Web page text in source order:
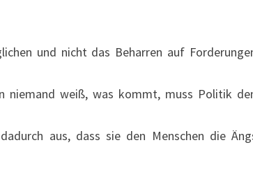
und nicht das Beharren auf
niemand weiß, was kommt, muss Politik
aus, dass sie den Menschen die